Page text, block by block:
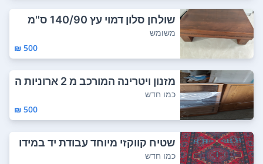
שולחן סלון דמוי עץ 140/90 ס''מ
משומש
500 ₪
מזנון ויטרינה המורכב מ 2 ארוניות ה
אחת וי...
כמו חדש
500 ₪
שטיח קווקזי מיוחד עבודת יד במידו
ת 375/22...
כמו חדש